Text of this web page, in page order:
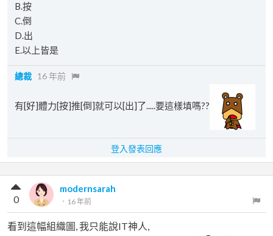
B.按
C.倒
D.出
E.以上皆是
總裁 16 年前
有[好]體力[按]推[倒]就可以[出]了.....要這樣填嗎??
登入發表回應
modernsarah
． 16 年前
0
看到這幅組織圖, 我只能說IT神人,